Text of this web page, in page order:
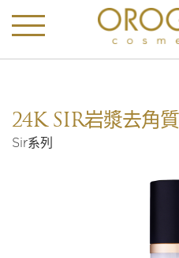
24K SIR岩漿去角質
Sir系列